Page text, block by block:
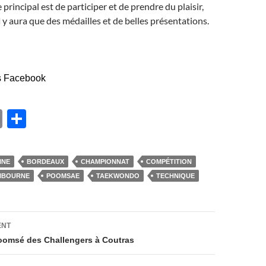
principal est de participer et de prendre du plaisir,
y aura que des médailles et de belles présentations.
Facebook
E
ail ta
g
BORDEAUX CHAMPIONNAT
COMPÉTITION
POOMSAE TAEKWONDO TECHNIQUE
des Challengers à Coutras